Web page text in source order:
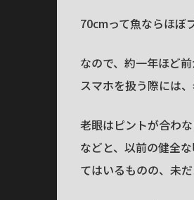
70cmって魚ならほぼ
なので、約一年ほど
スマホを扱う際には
老眼はピントが合わ
などと、以前の健全
てはいるものの、未